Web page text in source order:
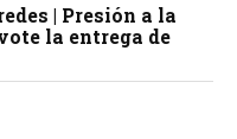
| Presión a la
la entrega de